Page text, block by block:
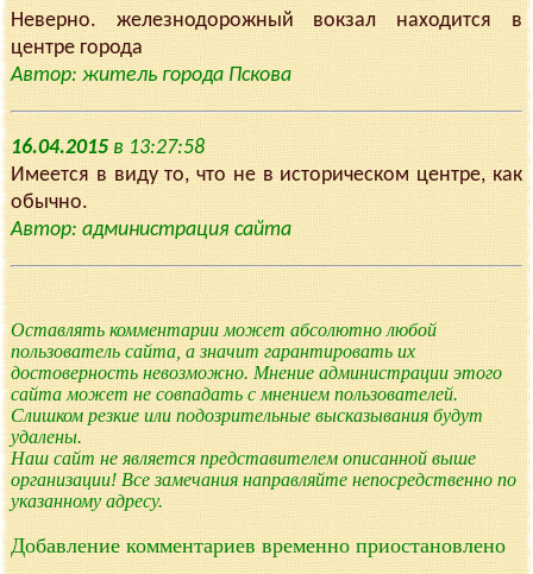
Неверно. железнодорожный вокзал находится в
центре города
Автор: житель города Пскова
16.04.2015в 13:27:58
Имеется в виду то, что не в историческом центре, как
обычно.
Автор: администрация сайта
Оставлять комментарии может абсолютно любой
пользователь сайта, а значит гарантировать их
достоверность невозможно. Мнение администрации этого
сайта может не совпадать с мнением пользователей.
Слишком резкие или подозрительные высказывания будут
удалены.
Наш сайт не является представителем описанной выше
организации! Все замечания направляйте непосредственно по
указанному адресу.
Добавление комментариев временно приостановлено